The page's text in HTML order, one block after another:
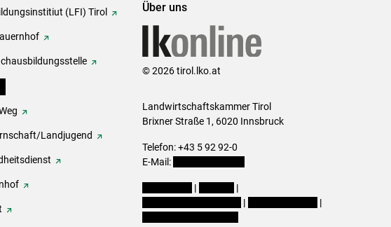
(LFI) Tirol
Landjugend
Über uns
© 2026 tirol.lko.at
Landwirtschaftskammer Tirol
Brixner Straße 1, 6020 Innsbruck
Telefon: +43 5 92 92-0
E-Mail:
|
|
|
|